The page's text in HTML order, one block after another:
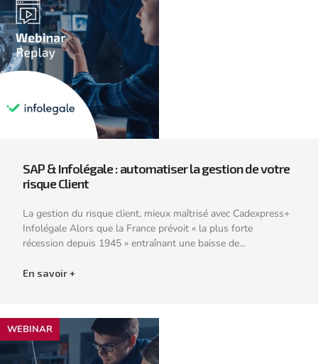
SAP & Infolégale : automatiser la gestion de votre
risque Client
La gestion du risque client, mieux maîtrisé avec Cadexpress+
Infolégale Alors que la France prévoit « la plus forte
récession depuis 1945 » entraînant une baisse de...
En savoir +
WEBINAR